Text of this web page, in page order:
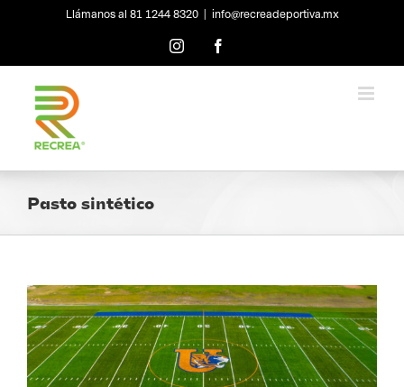
Llámanos al 81 1244 8320 info@recreadeportiva.mx
Instagram
Pasto sintético